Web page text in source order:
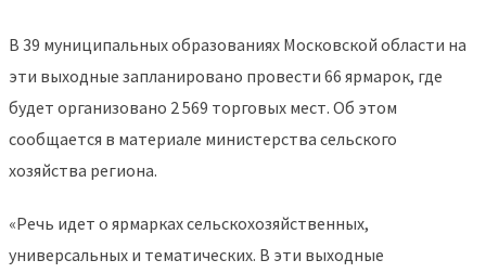
В 39 муниципальных образованиях Московской области на
эти выходные запланировано провести 66 ярмарок, где
будет организовано 2 569 торговых мест. Об этом
сообщается в материале министерства сельского
хозяйства региона.
«Речь идет о ярмарках сельскохозяйственных,
универсальных и тематических. В эти выходные